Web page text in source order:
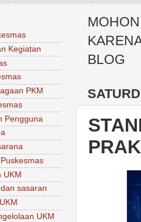
BLOG
Kegiatan
PKM
Pengguna
UKM
sasaran
UKM